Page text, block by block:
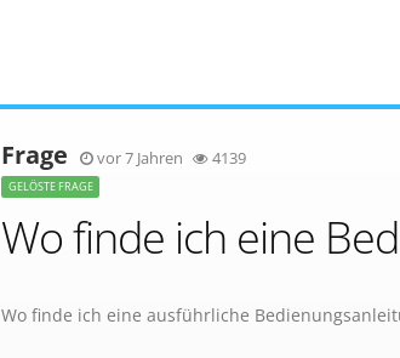
Frage vor 7 Jahren 4139
GELÖSTE FRAGE
Wo finde ich eine
Wo finde ich eine ausführliche